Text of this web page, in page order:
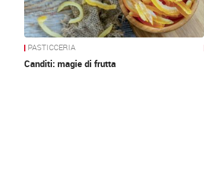
PASTICCERIA
Canditi: magie di frutta